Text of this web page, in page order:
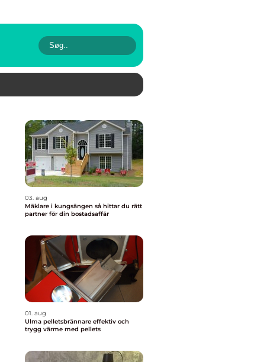
03. aug
Mäklare i kungsängen så hittar du rätt
partner för din bostadsaffär
01. aug
Ulma pelletsbrännare effektiv och
trygg värme med pellets